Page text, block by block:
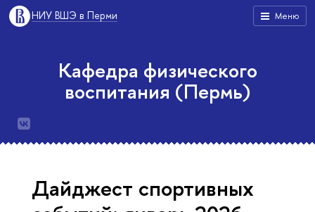
Меню
НИУ ВШЭ в Перми
Кафедра физического
воспитания (Пермь)
Дайджест спортивных